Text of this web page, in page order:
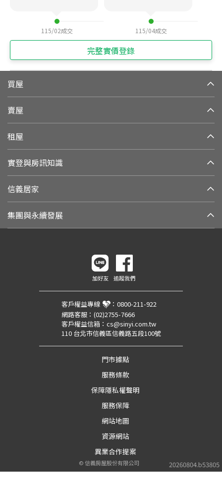
115/02成交 115/04成交
完整實價登錄
買屋
賣屋
租屋
實登與房訊知識
信義居家
集團與永續發展
20260804.b53805
加好友 追蹤我們
客戶權益專線 ： 0800-211-922
網路客服： (02)2755-7666
客戶權益信箱： cs@sinyi.com.tw
110 台北市信義區信義路五段100號
門市據點
服務條款
保障隱私權聲明
服務保障
網站地圖
資源網站
異業合作提案
©信義房屋股份有限公司